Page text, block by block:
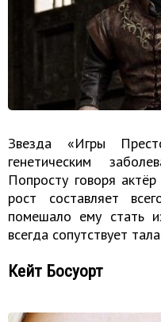
Звезда «Игры
генетическим
Попросту говоря
рост составляет
помешало ему стать
всегда сопутствует
Кейт Босуорт